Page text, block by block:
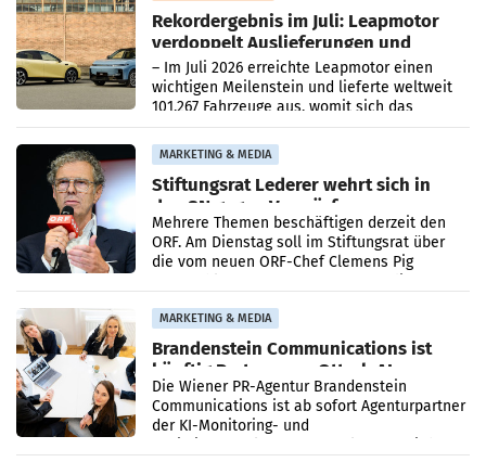
Rekordergebnis im Juli: Leapmotor
verdoppelt Auslieferungen und
überschreitet die 100.000er-Marke
– Im Juli 2026 erreichte Leapmotor einen
wichtigen Meilenstein und lieferte weltweit
101.267 Fahrzeuge aus, womit sich das
Ergebnis gegenüber Juli 2025 mehr als
verdoppelte (+102
MARKETING & MEDIA
Stiftungsrat Lederer wehrt sich in
den SN gegen Vorwürfe
Mehrere Themen beschäftigen derzeit den
ORF. Am Dienstag soll im Stiftungsrat über
die vom neuen ORF-Chef Clemens Pig
MARKETING & MEDIA
Brandenstein Communications ist
künftig Partner von OtterlyAI
Die Wiener PR-Agentur Brandenstein
Communications ist ab sofort Agenturpartner
der KI-Monitoring- und